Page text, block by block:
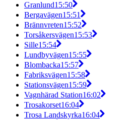
Granlund15:50
Bergavägen15:51
Brännvreten15:52
Torsåkersvägen15:53
Sille15:54
Lundbyvägen15:55
Blombacka15:57
Fabriksvägen15:58
Stationsvägen15:59
Vagnhärad Station16:02
Trosakorset16:04
Trosa Landskyrka16:04